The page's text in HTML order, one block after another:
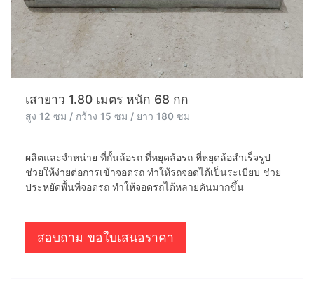
เสายาว 1.80 เมตร หนัก 68 กก
สูง 12 ซม / กว้าง 15 ซม / ยาว 180 ซม
ผลิตและจำหน่าย ที่กั้นล้อรถ ที่หยุดล้อรถ ที่หยุดล้อสำเร็จรูป
ช่วยให้ง่ายต่อการเข้าจอดรถ ทำให้รถจอดได้เป็นระเบียบ ช่วย
ประหยัดพื้นที่จอดรถ ทำให้จอดรถได้หลายคันมากขึ้น
สอบถาม ขอใบเสนอราคา